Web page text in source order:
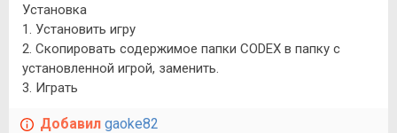
Установка
1. Установить игру
2. Скопировать содержимое папки CODEX в папку с
установленной игрой, заменить.
3. Играть
Добавил gaoke82